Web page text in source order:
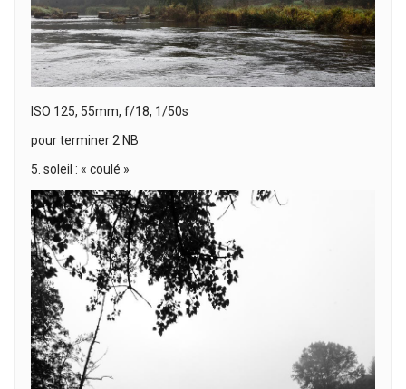
ISO 125, 55mm, f/18, 1/50s
pour terminer 2 NB
5. soleil : « coulé »